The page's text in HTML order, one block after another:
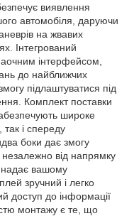
виявлення
автомобіля, даруючи
на жвавих
Інтегрований
інтерфейсом,
до найближчих
підлаштуватися під
Комплект поставки
широке
і спереду
боки дає змогу
незалежно від напрямку
надає вашому
зручний і легко
доступ до інформації
монтажу є те, що